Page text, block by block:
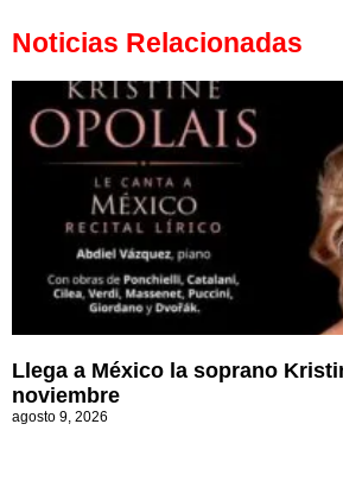
Noticias Relacionadas
Llega a México la soprano
noviembre
agosto 9, 2026